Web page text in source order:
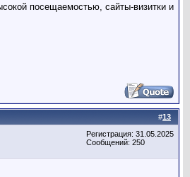
посещаемостью, сайты-визитки и
#13
Регистрация: 31.05.2025
Сообщений: 250